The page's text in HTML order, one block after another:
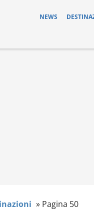
NEWS
» Pagina 50